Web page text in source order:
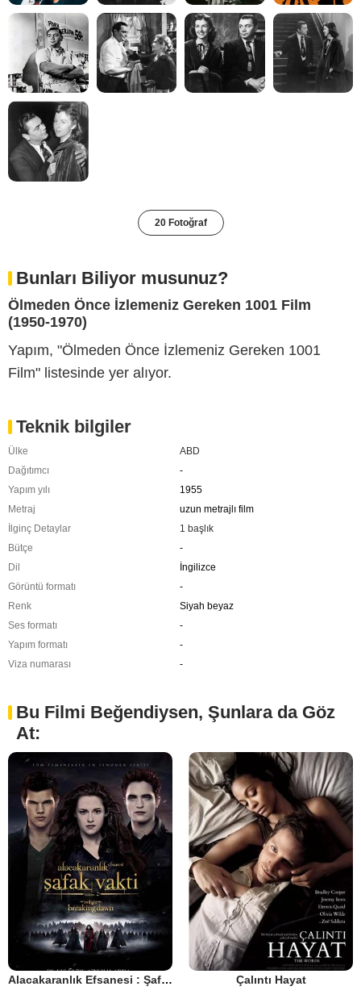
20 Fotoğraf
Bunları Biliyor musunuz?
Ölmeden Önce İzlemeniz Gereken 1001 Film
(1950-1970)
Yapım, "Ölmeden Önce İzlemeniz Gereken 1001
Film" listesinde yer alıyor.
Teknik bilgiler
Ülke
ABD
Dağıtımcı
-
Yapım yılı
1955
Metraj
uzun metrajlı film
İlginç Detaylar
1 başlık
Bütçe
-
Dil
İngilizce
Görüntü formatı
-
Renk
Siyah beyaz
Ses formatı
-
Yapım formatı
-
Viza numarası
-
Bu Filmi Beğendiysen, Şunlara da Göz
At:
Alacakaranlık Efsanesi : Şafak Vakti Bölüm 2 Çalıntı Hayat